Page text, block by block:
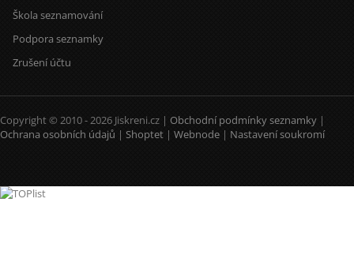
Škola seznamování
Podpora seznamky
Zrušení účtu
Copyright © 2010 - 2026 Jiskreni.cz | Obchodní podmínky seznamky |
Ochrana osobních údajů | Shoptet | Webnode | Nastavení soukromí